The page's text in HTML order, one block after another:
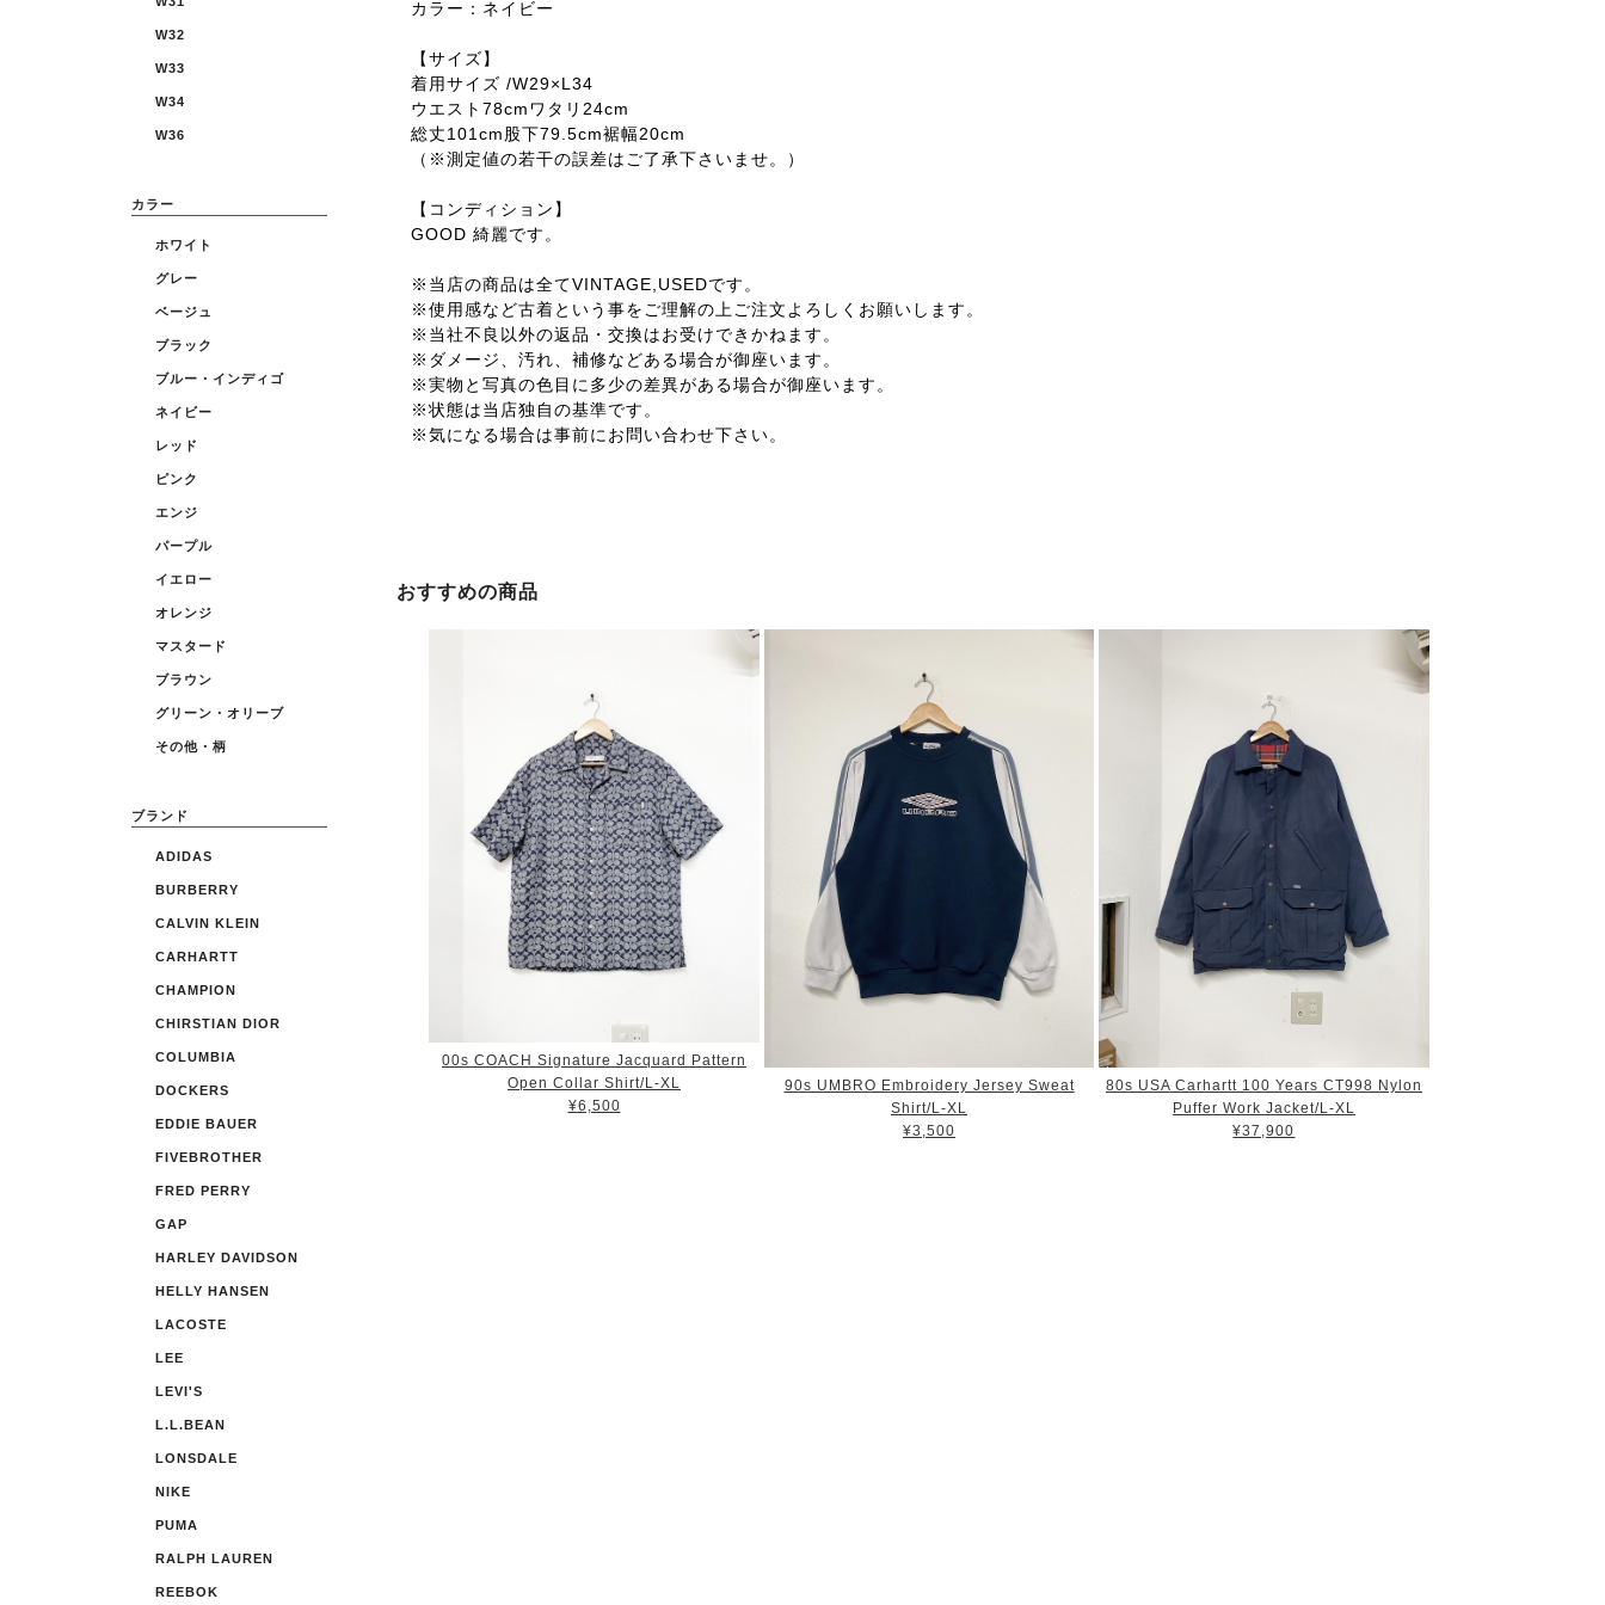
W32
W33
W34
W36
カラー
ホワイト
グレー
ベージュ
ブラック
ブルー・インディゴ
ネイビー
レッド
ピンク
エンジ
パープル
イエロー
オレンジ
マスタード
ブラウン
グリーン・オリーブ
その他・柄
ブランド
ADIDAS
BURBERRY
CALVIN KLEIN
CARHARTT
CHAMPION
CHIRSTIAN DIOR
COLUMBIA
DOCKERS
EDDIE BAUER
FIVEBROTHER
FRED PERRY
GAP
HARLEY DAVIDSON
HELLY HANSEN
LACOSTE
LEE
LEVI'S
L.L.BEAN
LONSDALE
NIKE
PUMA
RALPH LAUREN
REEBOK
カラー：ネイビー
【サイズ】
着用サイズ /W29×L34
ウエスト78cmワタリ24cm
総丈101cm股下79.5cm裾幅20cm
（※測定値の若干の誤差はご了承下さいませ。）
【コンディション】
GOOD 綺麗です。
※当店の商品は全てVINTAGE,USEDです。
※使用感など古着という事をご理解の上ご注文よろしくお願いします。
※当社不良以外の返品・交換はお受けできかねます。
※ダメージ、汚れ、補修などある場合が御座います。
※実物と写真の色目に多少の差異がある場合が御座います。
※状態は当店独自の基準です。
※気になる場合は事前にお問い合わせ下さい。
おすすめの商品
00s COACH Signature Jacquard Pattern
Open Collar Shirt/L-XL
¥6,500
90s UMBRO Embroidery Jersey Sweat
Shirt/L-XL
¥3,500
80s USA Carhartt 100 Years CT998 Nylon
Puffer Work Jacket/L-XL
¥37,900